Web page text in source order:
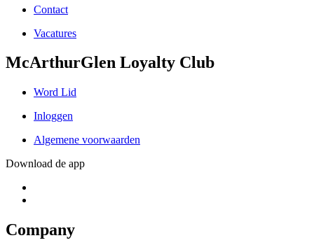
Contact
Vacatures
McArthurGlen Loyalty Club
Word Lid
Inloggen
Algemene voorwaarden
Download de app
Company